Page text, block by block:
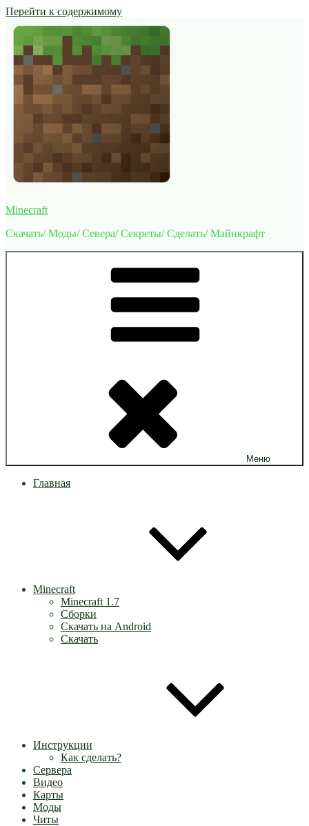
Перейти к содержимому
Minecraft
Скачать/ Моды/ Севера/ Секреты/ Сделать/ Майнкрафт
Меню
Главная
Minecraft
Minecraft 1.7
Сборки
Скачать на Android
Скачать
Инструкции
Как сделать?
Сервера
Видео
Карты
Моды
Читы